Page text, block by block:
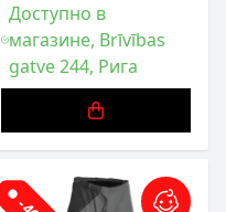
Доступно в
магазине, Brīvības
gatve 244, Рига